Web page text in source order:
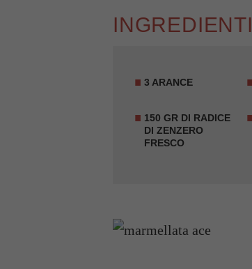
INGREDIENTI
3 ARANCE
150 GR DI RADICE
DI ZENZERO
FRESCO